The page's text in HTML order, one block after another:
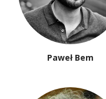
Paweł Bem